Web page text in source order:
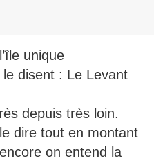
unique
disent : Le Levant
depuis très loin.
dire tout en montant
on entend la